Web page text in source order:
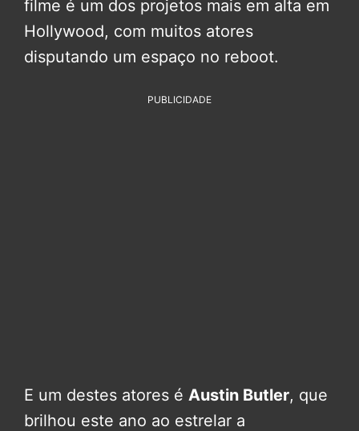
filme é um dos projetos mais em alta em
Hollywood, com muitos atores
disputando um espaço no reboot.
PUBLICIDADE
E um destes atores é Austin Butler, que
brilhou este ano ao estrelar a